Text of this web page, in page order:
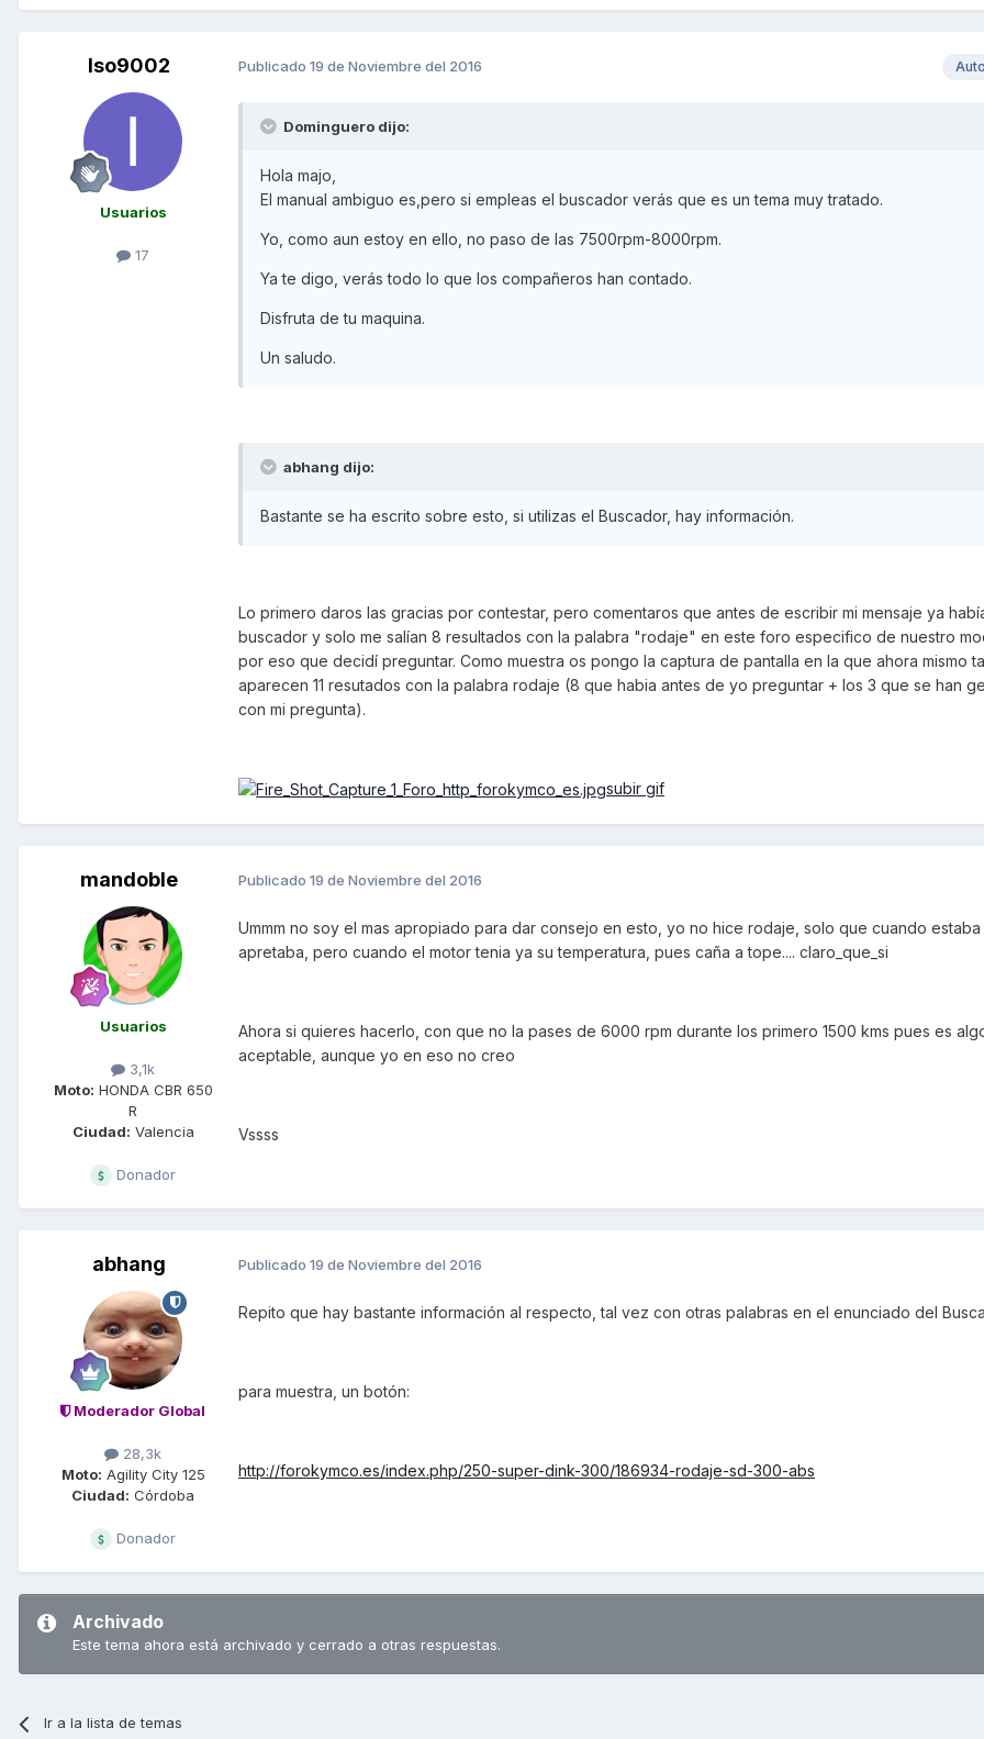
Iso9002
Usuarios
17
Publicado 19 de Noviembre del 2016
Dominguero dijo:
Hola majo,
El manual ambiguo es,pero si empleas el buscador verás que es un tema muy tratado.
Yo, como aun estoy en ello, no paso de las 7500rpm-8000rpm.
Ya te digo, verás todo lo que los compañeros han contado.
Disfruta de tu maquina.
Un saludo.
abhang dijo:
Bastante se ha escrito sobre esto, si utilizas el Buscador, hay información.
Lo primero daros las gracias por contestar, pero comentaros que antes de escribir mi mensaje ya
buscador y solo me salían 8 resultados con la palabra "rodaje" en este foro especifico de nuestro
por eso que decidí preguntar. Como muestra os pongo la captura de pantalla en la que ahora mismo
aparecen 11 resutados con la palabra rodaje (8 que habia antes de yo preguntar + los 3 que se han
con mi pregunta).
subir gif
mandoble
Usuarios
3,1k
Moto: HONDA CBR 650
R
Ciudad: Valencia
Donador
Publicado 19 de Noviembre del 2016
Ummm no soy el mas apropiado para dar consejo en esto, yo no hice rodaje, solo que cuando
apretaba, pero cuando el motor tenia ya su temperatura, pues caña a tope.... claro_que_si
Ahora si quieres hacerlo, con que no la pases de 6000 rpm durante los primero 1500 kms pues es
aceptable, aunque yo en eso no creo
Vssss
abhang
Moderador Global
28,3k
Moto: Agility City 125
Ciudad: Córdoba
Donador
Publicado 19 de Noviembre del 2016
Repito que hay bastante información al respecto, tal vez con otras palabras en el enunciado del
para muestra, un botón:
http://forokymco.es/index.php/250-super-dink-300/186934-rodaje-sd-300-abs
Archivado
Este tema ahora está archivado y cerrado a otras respuestas.
Ir a la lista de temas